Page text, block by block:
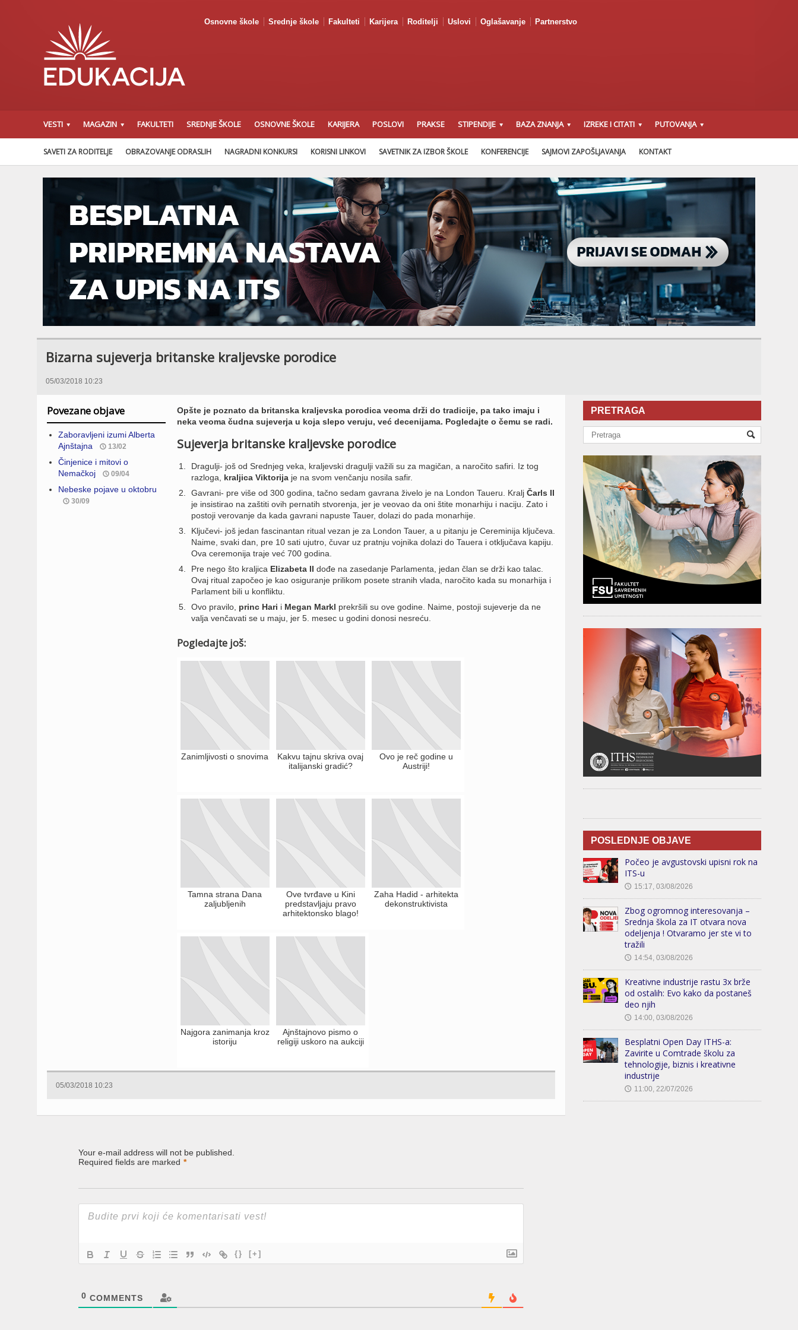
Osnovne škole Srednje škole Fakulteti Karijera Roditelji Uslovi Oglašavanje Partnerstvo
VESTI MAGAZIN FAKULTETI SREDNJE ŠKOLE OSNOVNE ŠKOLE KARIJERA POSLOVI PRAKSE STIPENDIJE BAZA ZNANJA IZREKE I CITATI PUTOVANJA
SAVETI ZA RODITELJE OBRAZOVANJE ODRASLIH NAGRADNI KONKURSI KORISNI LINKOVI SAVETNIK ZA IZBOR ŠKOLE KONFERENCIJE SAJMOVI ZAPOŠLJAVANJA KONTAKT
Bizarna sujeverja britanske kraljevske porodice
05/03/2018 10:23
Povezane objave
Zaboravljeni izumi Alberta
Ajnštajna
13/02
Činjenice i mitovi o
Nemačkoj
09/04
Nebeske pojave u oktobru
30/09
Opšte je poznato da britanska kraljevska porodica veoma drži do tradicije, pa tako imaju i
neka veoma čudna sujeverja u koja slepo veruju, već decenijama. Pogledajte o čemu se radi.
Sujeverja britanske kraljevske porodice
Dragulji- još od Srednjeg veka, kraljevski dragulji važili su za magičan, a naročito safiri. Iz tog
razloga, kraljica Viktorijaje na svom venčanju nosila safir.
Gavrani- pre više od 300 godina, tačno sedam gavrana živelo je na London Taueru. Kralj Čarls II
je insistirao na zaštiti ovih pernatih stvorenja, jer je veovao da oni štite monarhiju i naciju. Zato i
postoji verovanje da kada gavrani napuste Tauer, dolazi do pada monarhije.
Ključevi- još jedan fascinantan ritual vezan je za London Tauer, a u pitanju je Cereminija ključeva.
Naime, svaki dan, pre 10 sati ujutro, čuvar uz pratnju vojnika dolazi do Tauera i otključava kapiju.
Ova ceremonija traje već 700 godina.
Pre nego što kraljica Elizabeta II dođe na zasedanje Parlamenta, jedan član se drži kao talac.
Ovaj ritual započeo je kao osiguranje prilikom posete stranih vlada, naročito kada su monarhija i
Parlament bili u konfliktu.
Ovo pravilo, princ Hari i Megan Markl prekršili su ove godine. Naime, postoji sujeverje da ne
valja venčavati se u maju, jer 5. mesec u godini donosi nesreću.
Pogledajte još:
Zanimljivosti o snovima
Kakvu tajnu skriva ovaj
italijanski gradić?
Ovo je reč godine u
Austriji!
Tamna strana Dana
zaljubljenih
Ove tvrđave u Kini
predstavljaju pravo
arhitektonsko blago!
Zaha Hadid - arhitekta
dekonstruktivista
Najgora zanimanja kroz
istoriju
Ajnštajnovo pismo o
religiji uskoro na aukciji
05/03/2018 10:23
Your e-mail address will not be published.
Required fields are marked *
{} [+]
0 COMMENTS
PRETRAGA
POSLEDNJE OBJAVE
Počeo je avgustovski upisni rok na
ITS-u
🕔 15:17, 03/08/2026
Zbog ogromnog interesovanja –
Srednja škola za IT otvara nova
odeljenja ! Otvaramo jer ste vi to
tražili
🕔 14:54, 03/08/2026
Kreativne industrije rastu 3x brže
od ostalih: Evo kako da postaneš
deo njih
🕔 14:00, 03/08/2026
Besplatni Open Day ITHS-a:
Zavirite u Comtrade školu za
tehnologije, biznis i kreativne
industrije
🕔 11:00, 22/07/2026